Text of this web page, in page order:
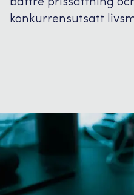
bättre prissättning
konkurrensutsatt